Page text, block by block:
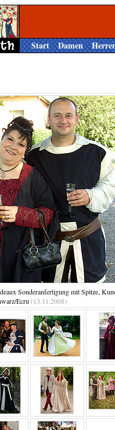
Start Damen
Sonderanfertigung mit Spitze,
Ecru (13.11.2008)